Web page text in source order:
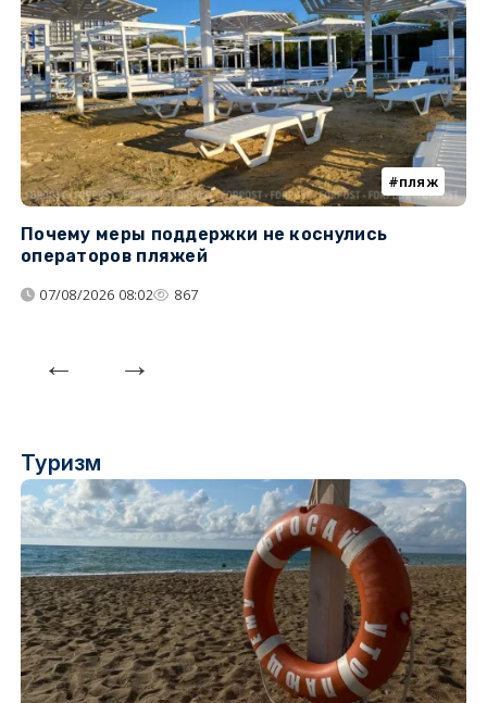
пляж
Почему меры поддержки не коснулись
операторов пляжей
07/08/2026 08:02 867
Туризм